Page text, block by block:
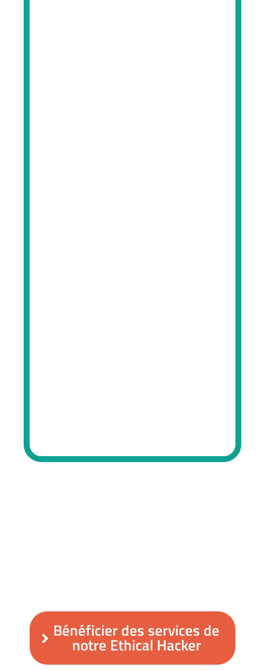
Bénéficier des services de
notre Ethical Hacker